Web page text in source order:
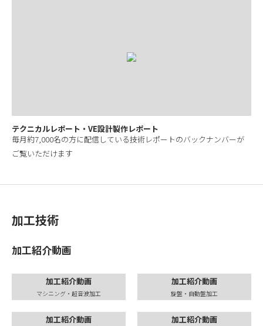
テクニカルレポート・VE設計製作レポート
毎月約7,000名の方に配信している技術レポートのバックナンバーが
ご覧いただけます
加工技術
加工紹介動画
加工紹介動画
マシニング・超音波加工
加工紹介動画
旋盤・自動盤加工
加工紹介動画 加工紹介動画